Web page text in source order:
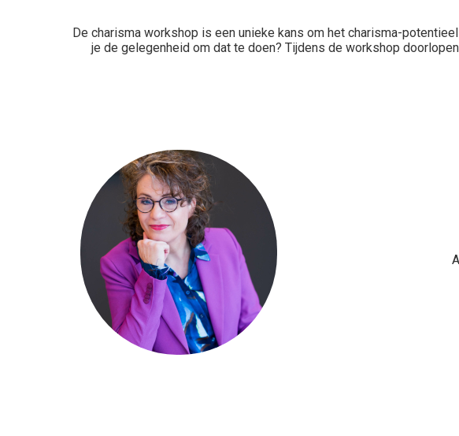
De charisma workshop is een unieke kans om het charisma-
je de gelegenheid om dat te doen? Tijdens de workshop